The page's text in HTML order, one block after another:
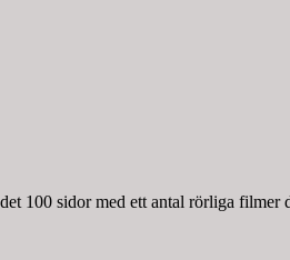
100 sidor med ett antal rörliga